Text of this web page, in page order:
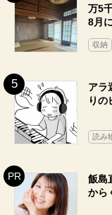
万5
8月
収納
アラ
りの
読み
飯島
から